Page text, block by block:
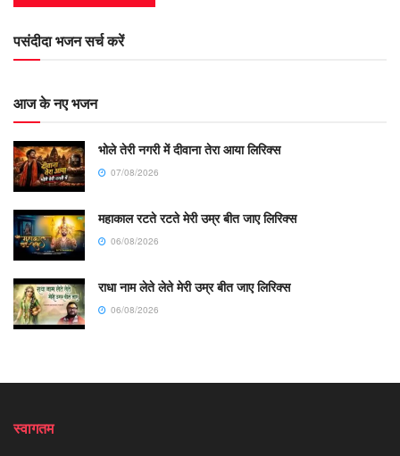
पसंदीदा भजन सर्च करें
आज के नए भजन
भोले तेरी नगरी में दीवाना तेरा आया लिरिक्स
07/08/2026
महाकाल रटते रटते मेरी उम्र बीत जाए लिरिक्स
06/08/2026
राधा नाम लेते लेते मेरी उम्र बीत जाए लिरिक्स
06/08/2026
स्वागतम